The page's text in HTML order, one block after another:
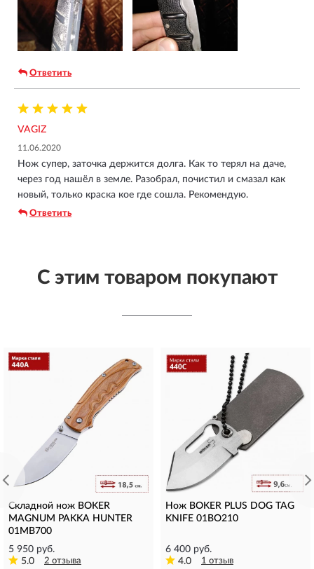
Ответить
VAGIZ
11.06.2020
Нож супер, заточка держится долга. Как то терял на даче,
через год нашёл в земле. Разобрал, почистил и смазал как
новый, только краска кое где сошла. Рекомендую.
Ответить
С этим товаром покупают
Складной нож BOKER
MAGNUM PAKKA HUNTER
01MB700
5 950 руб.
5.0
2 отзыва
Нож BOKER PLUS DOG TAG
KNIFE 01BO210
6 400 руб.
4.0
1 отзыв